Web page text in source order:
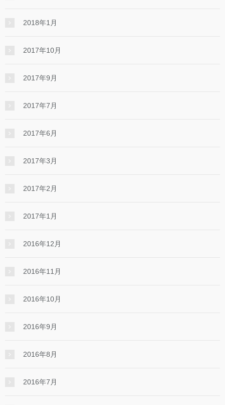
2018年1月
2017年10月
2017年9月
2017年7月
2017年6月
2017年3月
2017年2月
2017年1月
2016年12月
2016年11月
2016年10月
2016年9月
2016年8月
2016年7月